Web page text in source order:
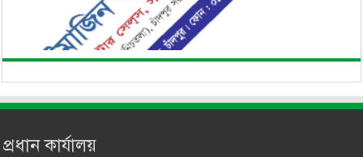
প্রধান কার্যালয়